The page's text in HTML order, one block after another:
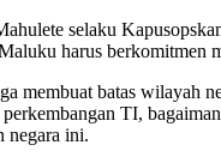
selaku
harus berkomitmen
membuat batas wilayah
TI,
negara ini.